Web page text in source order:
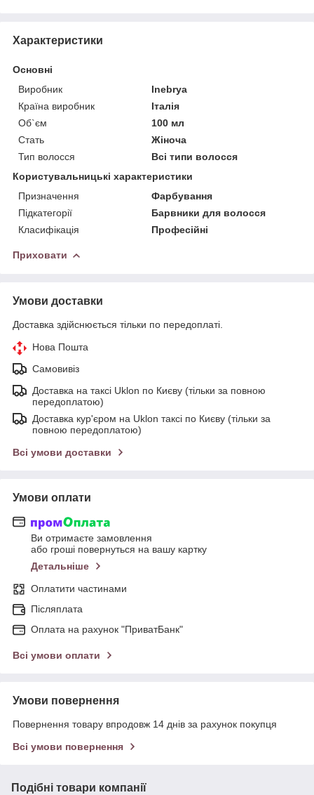
Характеристики
Основні
Виробник
Inebrya
Країна виробник
Італія
Об`єм
100 мл
Стать
Жіноча
Тип волосся
Всі типи волосся
Користувальницькі характеристики
Призначення
Фарбування
Підкатегорії
Барвники для волосся
Класифікація
Професійні
Приховати
Умови доставки
Доставка здійснюється тільки по передоплаті.
Нова Пошта
Самовивіз
Доставка на таксі Uklon по Києву (тільки за повною
передоплатою)
Доставка кур'єром на Uklon таксі по Києву (тільки за
повною передоплатою)
Всі умови доставки
Умови оплати
Ви отримаєте замовлення
або гроші повернуться на вашу картку
Детальніше
Оплатити частинами
Післяплата
Оплата на рахунок "ПриватБанк"
Всі умови оплати
Умови повернення
Повернення товару впродовж 14 днів за рахунок покупця
Всі умови повернення
Подібні товари компанії